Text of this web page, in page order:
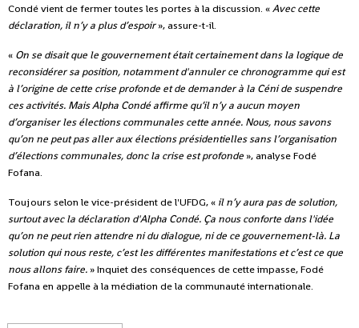
Condé vient de fermer toutes les portes à la discussion. «Avec cette
déclaration, il n’y a plus d’espoir», assure-t-il.
« On se disait que le gouvernement était certainement dans la logique de
reconsidérer sa position, notamment d'annuler ce chronogramme qui est
à l’origine de cette crise profonde et de demander à la Céni de suspendre
ces activités. Mais Alpha Condé affirme qu’il n’y a aucun moyen
d’organiser les élections communales cette année. Nous, nous savons
qu’on ne peut pas aller aux élections présidentielles sans l’organisation
d’élections communales, donc la crise est profonde », analyse Fodé
Fofana.
Toujours selon le vice-président de l'UFDG, « il n’y aura pas de solution,
surtout avec la déclaration d'Alpha Condé. Ça nous conforte dans l'idée
qu’on ne peut rien attendre ni du dialogue, ni de ce gouvernement-là. La
solution qui nous reste, c’est les différentes manifestations et c’est ce que
nous allons faire. » Inquiet des conséquences de cette impasse, Fodé
Fofana en appelle à la médiation de la communauté internationale.